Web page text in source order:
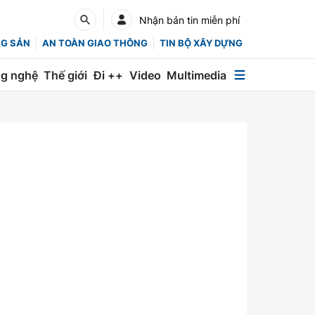
Nhận bản tin miễn phí
SẢN AN TOÀN GIAO THÔNG TIN BỘ XÂY DỰNG
nghệ Thế giới Đi ++ Video Multimedia